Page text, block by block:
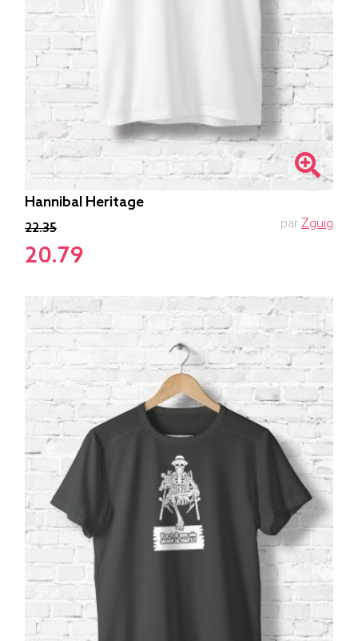
Hannibal Heritage
22.35
20.79
par Zguig